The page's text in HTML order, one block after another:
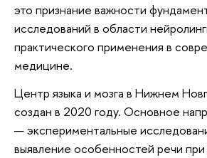
это признание важности
исследований в области
практического применения в
медицине.
Центр языка и мозга в Нижнем
создан в 2020 году. Основное
— экспериментальные
выявление особенностей речи при